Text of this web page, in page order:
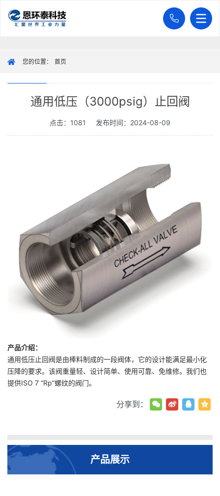
您的位置： 首页
产品展示
通用低压（3000psig）止回阀
点击：1081 发布时间：2024-08-09
产品介绍：
通用低压止回阀是由棒料制成的一段阀体，它的设计能满足最小化
压降的要求。该阀重量轻、设计简单、使用可靠、免维修。我们也
提供ISO 7 “Rp”螺纹的阀门。
分享到：